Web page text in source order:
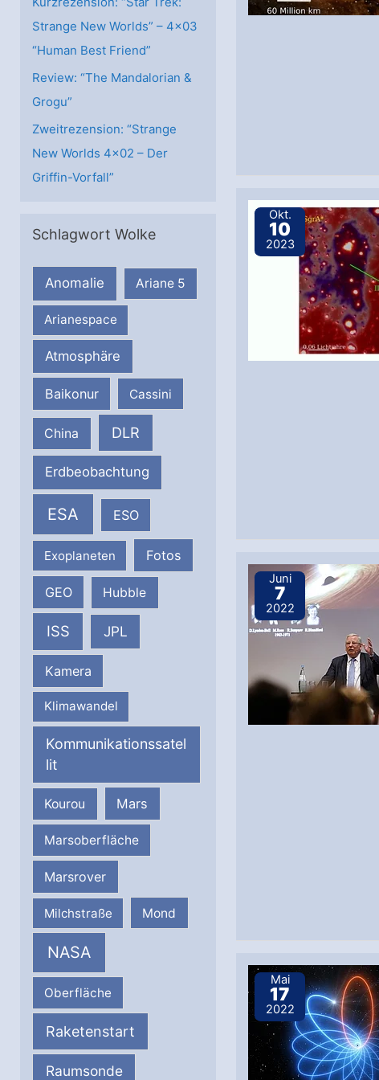
Strange New Worlds” – 4×03
“Human Best Friend”
Review: “The Mandalorian &
Grogu”
Zweitrezension: “Strange
New Worlds 4×02 – Der
Griffin-Vorfall”
Schlagwort Wolke
Anomalie Ariane 5
Arianespace
Atmosphäre
Baikonur Cassini
China DLR
Erdbeobachtung
ESA ESO
Exoplaneten Fotos
GEO Hubble
ISS JPL
Kamera
Klimawandel
Kommunikationssatel
lit
Kourou Mars
Marsoberfläche
Marsrover
Milchstraße Mond
NASA
Oberfläche
Raketenstart
Raumsonde
Okt.
10
2023
Juni
7
2022
Mai
17
2022